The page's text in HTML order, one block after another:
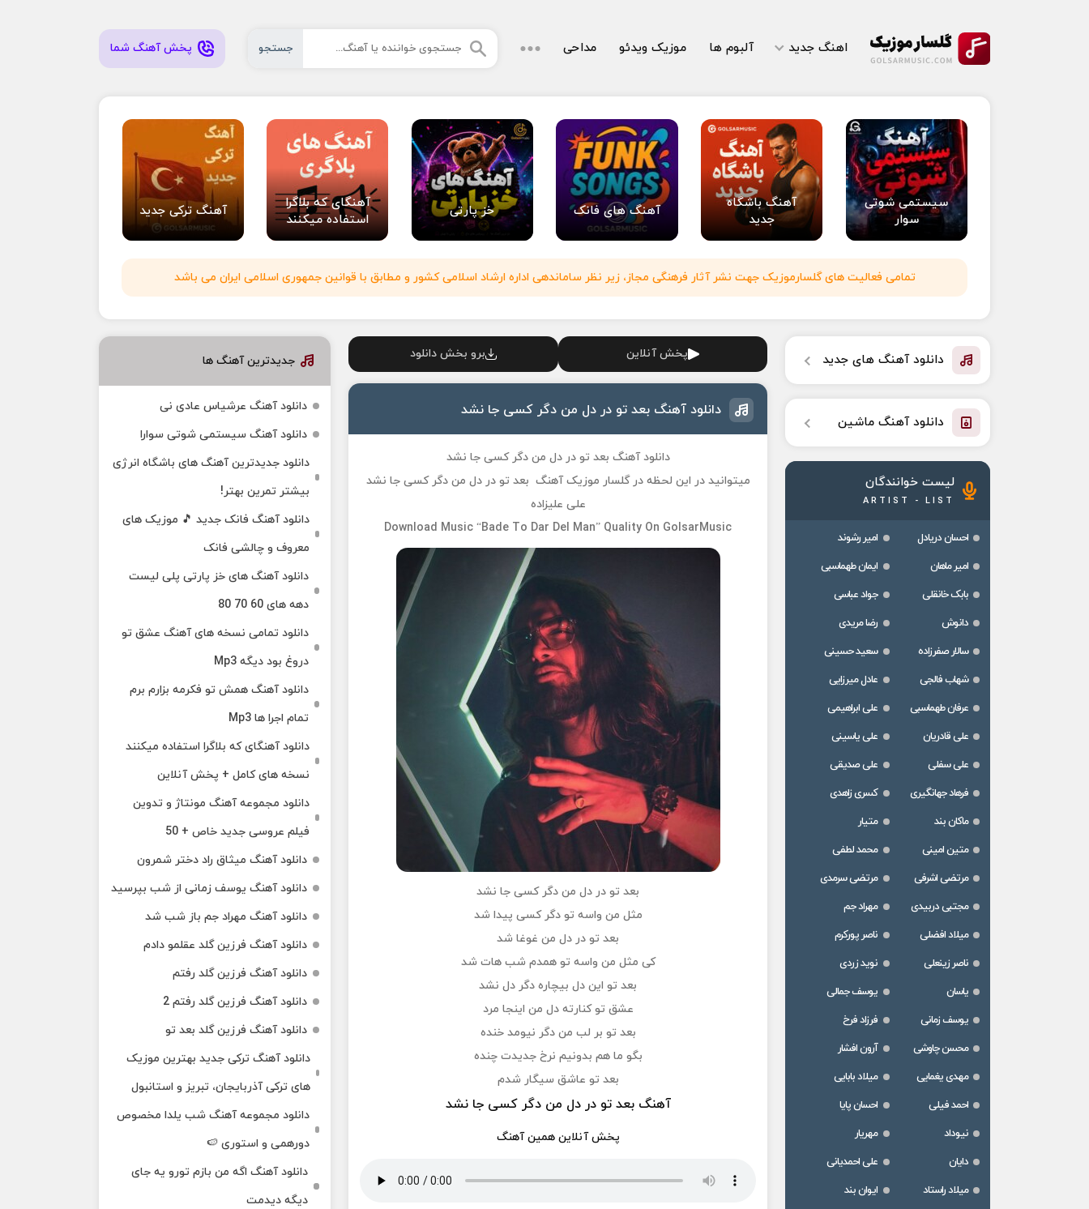
اهنگ جدید آلبوم ها موزیک ویدئو مداحی جستجو پخش آهنگ شما
سیستمی شوتی
سوار
آهنگ باشگاه
جدید
آهنگ های فانک خز پارتی
آهنگای که بلاگرا
استفاده میکنند
آهنگ ترکی جدید
تمامی فعالیت های گلسارموزیک جهت نشر آثار فرهنگی مجاز، زیر نظر ساماندهی اداره ارشاد اسلامی کشور و مطابق با قوانین جمهوری اسلامی ایران می باشد
پخش آنلاین برو بخش دانلود
دانلود آهنگ بعد تو در دل من دگر کسی جا نشد
دانلود آهنگ بعد تو در دل من دگر کسی جا نشد
میتوانید در این لحظه در گلسار موزیک آهنگ بعد تو در دل من دگر کسی جا نشد
علی علیزاده
Download Music “Bade To Dar Del Man” Quality On GolsarMusic
بعد تو در دل من دگر کسی جا نشد
مثل من واسه تو دگر کسی پیدا شد
بعد تو در دل من غوغا شد
کی مثل من واسه تو همدم شب هات شد
بعد تو این دل بیچاره دگر دل نشد
عشق تو کنارته دل من اینجا مرد
بعد تو بر لب من دگر نیومد خنده
بگو ما هم بدونیم نرخ جدیدت چنده
بعد تو عاشق سیگار شدم
آهنگ بعد تو در دل من دگر کسی جا نشد
پخش آنلاین همین آهنگ
دانلود آهنگ های جدید
دانلود آهنگ ماشین
لیست خوانندگان
ARTIST - LIST
احسان دریادل
امیر رشوند
امیر ماهان
ایمان طهماسبی
بابک خانقلی
جواد عباسی
دانوش
رضا مریدی
سالار صفرزاده
سعید حسینی
شهاب فالجی
عادل میرزایی
عرفان طهماسبی
علی ابراهیمی
علی قادریان
علی یاسینی
علی سفلی
علی صدیقی
فرهاد جهانگیری
کسری زاهدی
ماکان بند
متیار
متین امینی
محمد لطفی
مرتضی اشرفی
مرتضی سرمدی
مجتبی دربیدی
مهراد جم
میلاد افضلی
ناصر پورکرم
ناصر زینعلی
نوید زردی
یاسان
یوسف جمالی
یوسف زمانی
فرزاد فرخ
محسن چاوشی
آرون افشار
مهدی یغمایی
میلاد بابایی
احمد فیلی
احسان پایا
نیوداد
مهریار
دایان
علی احمدیانی
میلاد راستاد
ایوان بند
جدیدترین آهنگ ها
دانلود آهنگ عرشیاس عادی نی
دانلود آهنگ سیستمی شوتی سوارا
دانلود جدیدترین آهنگ‌ های باشگاه انرژی
بیشتر تمرین بهتر!
دانلود آهنگ فانک جدید 🎵 موزیک‌ های
معروف و چالشی فانک
دانلود آهنگ های خز پارتی پلی لیست
دهه های 60 70 80
دانلود تمامی نسخه های آهنگ عشق تو
دروغ بود دیگه Mp3
دانلود آهنگ همش تو فکرمه بزارم برم
تمام اجرا ها Mp3
دانلود آهنگای که بلاگرا استفاده میکنند
نسخه های کامل + پخش آنلاین
دانلود مجموعه آهنگ مونتاژ و تدوین
فیلم عروسی جدید خاص + 50
دانلود آهنگ میثاق راد دختر شمرون
دانلود آهنگ یوسف زمانی از شب بپرسید
دانلود آهنگ مهراد جم باز شب شد
دانلود آهنگ فرزین گلد عقلمو دادم
دانلود آهنگ فرزین گلد رفتم
دانلود آهنگ فرزین گلد رفتم 2
دانلود آهنگ فرزین گلد بعد تو
دانلود آهنگ ترکی جدید بهترین موزیک‌
های ترکی آذربایجان، تبریز و استانبول
دانلود مجموعه آهنگ شب یلدا مخصوص
دورهمی و استوری 🍉
دانلود آهنگ اگه من بازم تورو یه جای
دیگه دیدمت